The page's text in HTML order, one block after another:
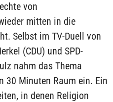
von
mitten in die
Selbst im TV-Duell von
(CDU) und SPD-
nahm das Thema
30 Minuten Raum ein. Ein
in denen Religion